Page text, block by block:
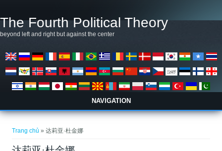
The Fourth Political Theory
beyond left and right but against the center
NAVIGATION
Trang chủ » 达莉亚·杜金娜